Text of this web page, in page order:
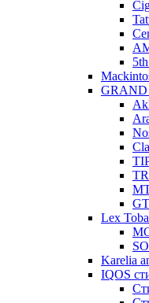
Lex
Karelia
IQOS